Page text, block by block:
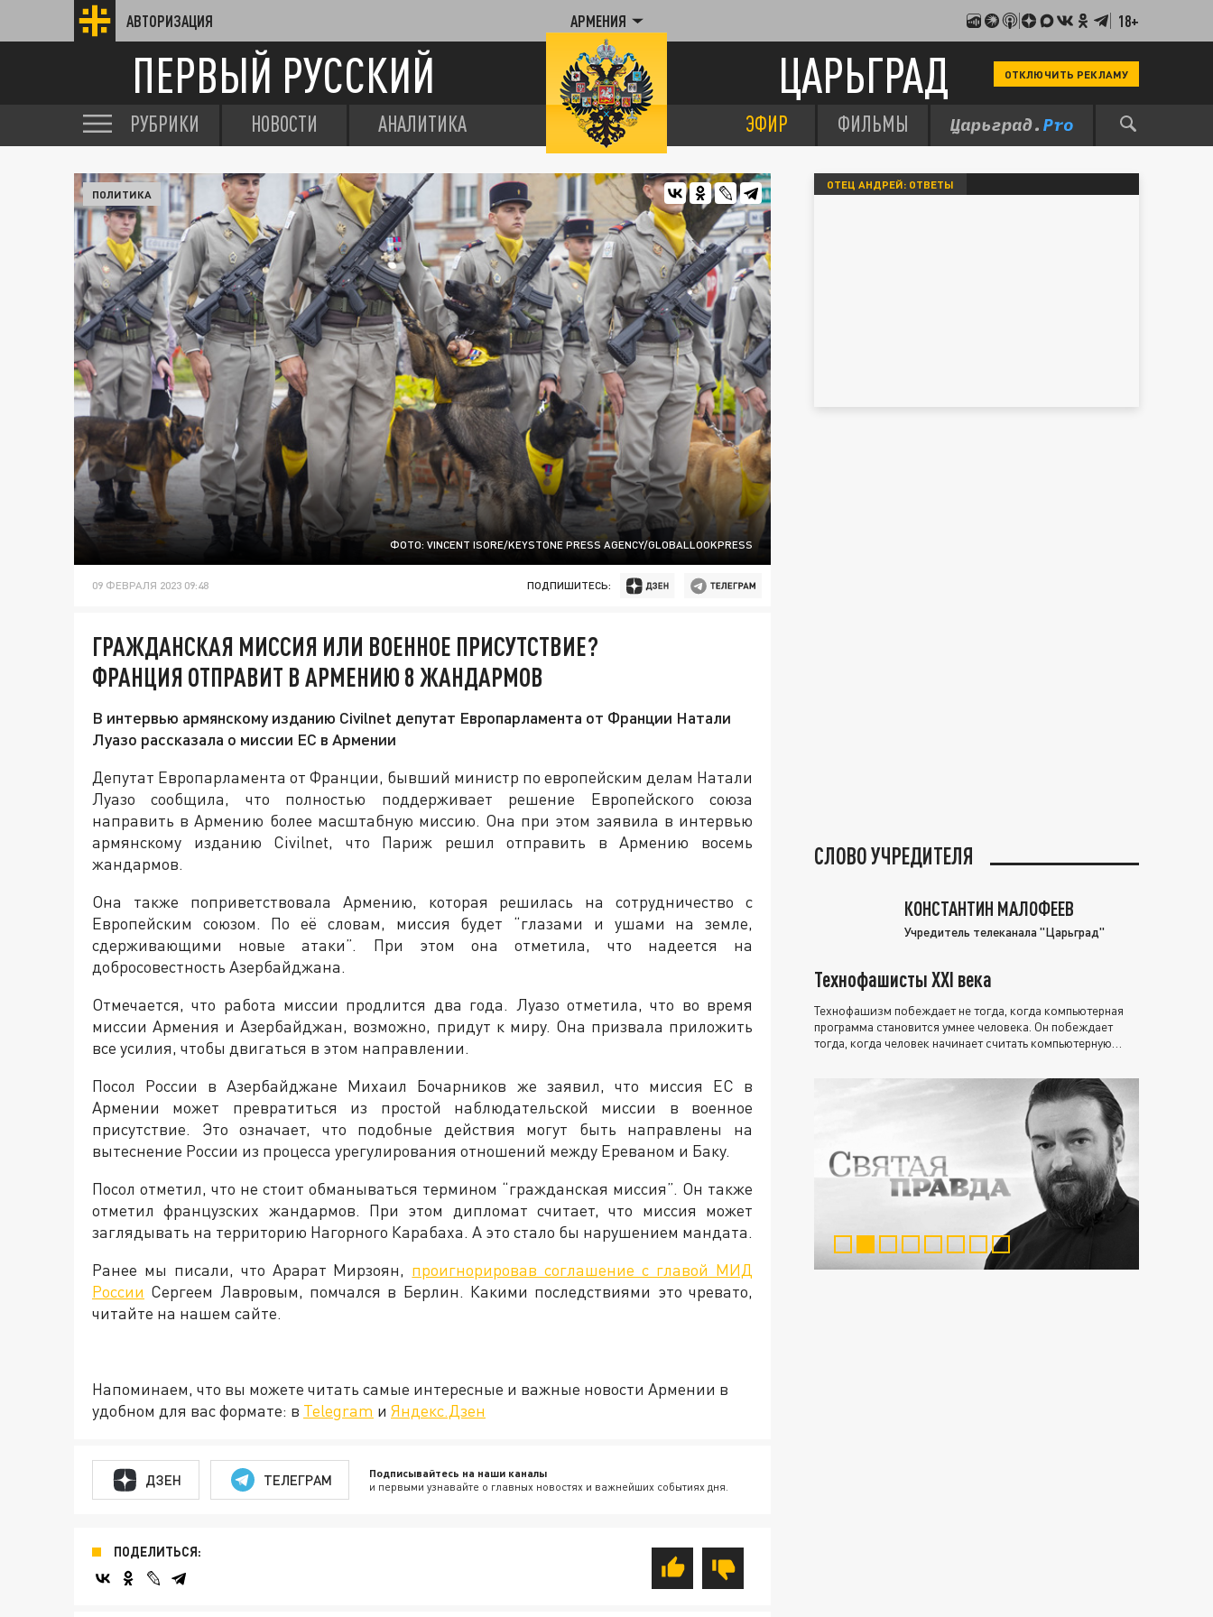
АВТОРИЗАЦИЯ АРМЕНИЯ 18+
ПЕРВЫЙ РУССКИЙ ЦАРЬГРАД ОТКЛЮЧИТЬ РЕКЛАМУ
РУБРИКИ НОВОСТИ АНАЛИТИКА ЭФИР ФИЛЬМЫ
ФОТО: VINCENT ISORE/KEYSTONE PRESS AGENCY/GLOBALLOOKPRESS
ПОЛИТИКА
09 ФЕВРАЛЯ 2023 09:48 ПОДПИШИТЕСЬ:
ГРАЖДАНСКАЯ МИССИЯ ИЛИ ВОЕННОЕ ПРИСУТСТВИЕ?
ФРАНЦИЯ ОТПРАВИТ В АРМЕНИЮ 8 ЖАНДАРМОВ
В интервью армянскому изданию Civilnet депутат Европарламента от Франции Натали
Луазо рассказала о миссии ЕС в Армении
Депутат Европарламента от Франции, бывший министр по европейским делам Натали
Луазо сообщила, что полностью поддерживает решение Европейского союза
направить в Армению более масштабную миссию. Она при этом заявила в интервью
армянскому изданию Civilnet, что Париж решил отправить в Армению восемь
жандармов.
Она также поприветствовала Армению, которая решилась на сотрудничество с
Европейским союзом. По её словам, миссия будет “глазами и ушами на земле,
сдерживающими новые атаки”. При этом она отметила, что надеется на
добросовестность Азербайджана.
Отмечается, что работа миссии продлится два года. Луазо отметила, что во время
миссии Армения и Азербайджан, возможно, придут к миру. Она призвала приложить
все усилия, чтобы двигаться в этом направлении.
Посол России в Азербайджане Михаил Бочарников же заявил, что миссия ЕС в
Армении может превратиться из простой наблюдательской миссии в военное
присутствие. Это означает, что подобные действия могут быть направлены на
вытеснение России из процесса урегулирования отношений между Ереваном и Баку.
Посол отметил, что не стоит обманываться термином “гражданская миссия”. Он также
отметил французских жандармов. При этом дипломат считает, что миссия может
заглядывать на территорию Нагорного Карабаха. А это стало бы нарушением мандата.
Ранее мы писали, что Арарат Мирзоян, проигнорировав соглашение с главой МИД
России Сергеем Лавровым, помчался в Берлин. Какими последствиями это чревато,
читайте на нашем сайте.
Напоминаем, что вы можете читать самые интересные и важные новости Армении в
удобном для вас формате: в Telegram и Яндекс.Дзен
ДЗЕН ТЕЛЕГРАМ Подписывайтесь на наши каналы
и первыми узнавайте о главных новостях и важнейших событиях дня.
ПОДЕЛИТЬСЯ:
ОТЕЦ АНДРЕЙ: ОТВЕТЫ
СЛОВО УЧРЕДИТЕЛЯ
КОНСТАНТИН МАЛОФЕЕВ
Учредитель телеканала "Царьград"
Технофашисты XXI века
Технофашизм побеждает не тогда, когда компьютерная
программа становится умнее человека. Он побеждает
тогда, когда человек начинает считать компьютерную